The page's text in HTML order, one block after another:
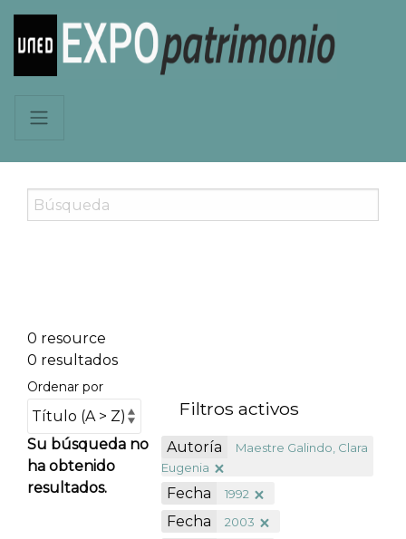
0 resource
0 resultados
Ordenar por
Su búsqueda no
ha obtenido
resultados.
Filtros activos
Autoría
Maestre Galindo, Clara
Eugenia
Fecha 1992
Fecha 2003